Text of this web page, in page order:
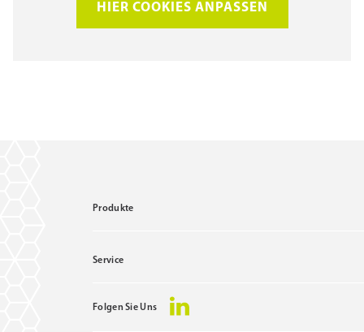
HIER COOKIES ANPASSEN
Produkte
Service
Folgen Sie Uns